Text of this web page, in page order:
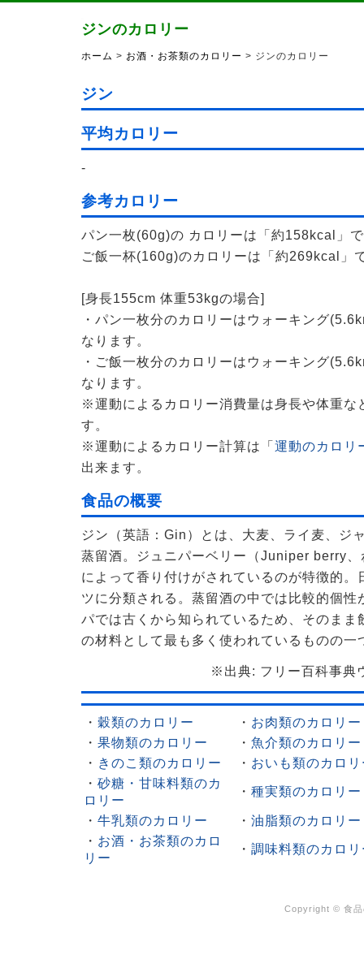
ジンのカロリー
ホーム > お酒・お茶類のカロリー > ジンのカロリー
ジン
平均カロリー
-
参考カロリー
パン一枚(60g)の カロリーは「約158kcal」
ご飯一杯(160g)のカロリーは「約269kcal」
[身長155cm 体重53kgの場合]
・パン一枚分のカロリーはウォーキング
なります。
・ご飯一枚分のカロリーはウォーキング
なります。
※運動によるカロリー消費量は身長や体重な
す。
※運動によるカロリー計算は「運動のカロリ
出来ます。
食品の概要
ジン（英語：Gin）とは、大麦、ライ麦、ジ
蒸留酒。ジュニパーベリー（Juniper berry
によって香り付けがされているのが特徴的
ツに分類される。蒸留酒の中では比較的個
パでは古くから知られているため、そのまま
の材料として最も多く使われているものの一
※出典: フリー百科事典
・ 穀類のカロリー ・ お肉類のカロリー
・ 果物類のカロリー ・ 魚介類のカロリー
・ きのこ類のカロリー ・ おいも類のカロリ
・ 砂糖・甘味料類のカ
ロリー
・ 種実類のカロリー
・ 牛乳類のカロリー ・ 油脂類のカロリー
・ お酒・お茶類のカロ
リー
・ 調味料類のカロリ
Copyright © 食